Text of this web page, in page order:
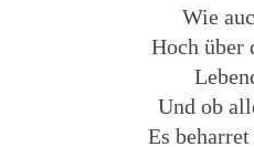
Wie
Hoch über
Und ob
Es